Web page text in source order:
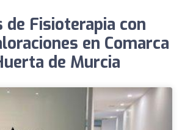
de Fisioterapia con
en Comarca
de Murcia